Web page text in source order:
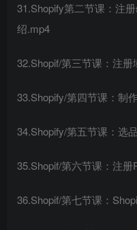
31.Shopify第二节课：注
绍.mp4
32.Shopif/第三节课：注册
33.Shopify/第四节课：制
34.Shopify/第五节课：选
35.Shopif/第六节课：注册
36.Shopif/第七节课：